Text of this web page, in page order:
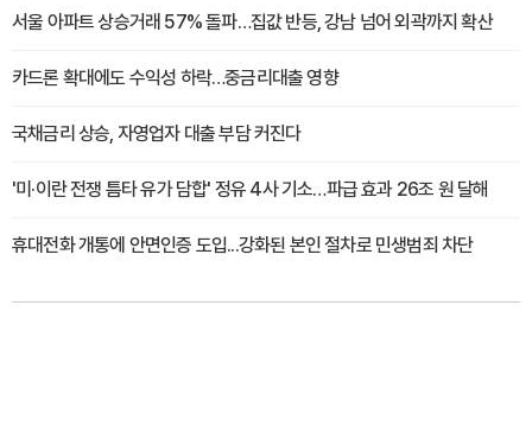
서울 아파트 상승거래 57% 돌파…집값 반등, 강남 넘어 외곽까지 확산
카드론 확대에도 수익성 하락…중금리대출 영향
국채금리 상승, 자영업자 대출 부담 커진다
'미·이란 전쟁 틈타 유가 담합' 정유 4사 기소…파급 효과 26조 원 달해
휴대전화 개통에 안면인증 도입...강화된 본인 절차로 민생범죄 차단